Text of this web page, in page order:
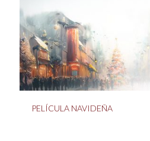
PELÍCULA NAVIDEÑA